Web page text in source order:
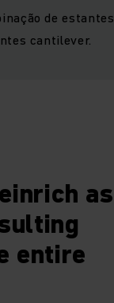
de estantes
cantilever.
as
entire